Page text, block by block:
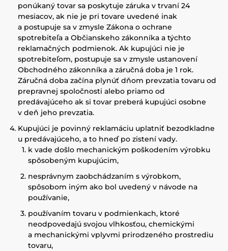
ponúkaný tovar sa poskytuje záruka v trvaní 24
mesiacov, ak nie je pri tovare uvedené inak
a postupuje sa v zmysle Zákona o ochrane
spotrebiteľa a Občianskeho zákonníka a týchto
reklamačných podmienok. Ak kupujúci nie je
spotrebiteľom, postupuje sa v zmysle ustanovení
Obchodného zákonníka a záručná doba je 1 rok.
Záručná doba začína plynúť dňom prevzatia tovaru od
prepravnej spoločnosti alebo priamo od
predávajúceho ak si tovar preberá kupujúci osobne
v deň jeho prevzatia.
Kupujúci je povinný reklamáciu uplatniť bezodkladne
u predávajúceho, a to hneď po zistení vady.
k vade došlo mechanickým poškodením výrobku
spôsobeným kupujúcim,
nesprávnym zaobchádzaním s výrobkom,
spôsobom iným ako bol uvedený v návode na
používanie,
používaním tovaru v podmienkach, ktoré
neodpovedajú svojou vlhkosťou, chemickými
a mechanickými vplyvmi prirodzeného prostrediu
tovaru,